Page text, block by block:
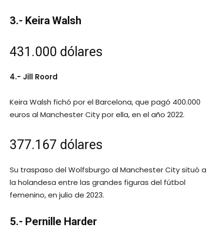
3.- Keira Walsh
431.000 dólares
4.- Jill Roord
Keira Walsh fichó por el Barcelona, que pagó 400.000
euros al Manchester City por ella, en el año 2022.
377.167 dólares
Su traspaso del Wolfsburgo al Manchester City situó a
la holandesa entre las grandes figuras del fútbol
femenino, en julio de 2023.
5.- Pernille Harder